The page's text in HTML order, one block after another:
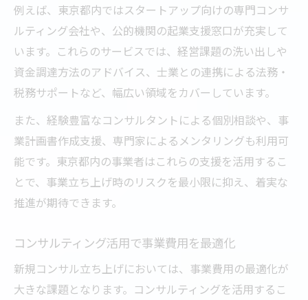
例えば、東京都内ではスタートアップ向けの専門コンサ
ルティング会社や、公的機関の起業支援窓口が充実して
います。これらのサービスでは、経営課題の洗い出しや
資金調達方法のアドバイス、士業との連携による法務・
税務サポートなど、幅広い領域をカバーしています。
また、経験豊富なコンサルタントによる個別相談や、事
業計画書作成支援、専門家によるメンタリングも利用可
能です。東京都内の事業者はこれらの支援を活用するこ
とで、事業立ち上げ時のリスクを最小限に抑え、着実な
推進が期待できます。
コンサルティング活用で事業費用を最適化
新規コンサル立ち上げにおいては、事業費用の最適化が
大きな課題となります。コンサルティングを活用するこ